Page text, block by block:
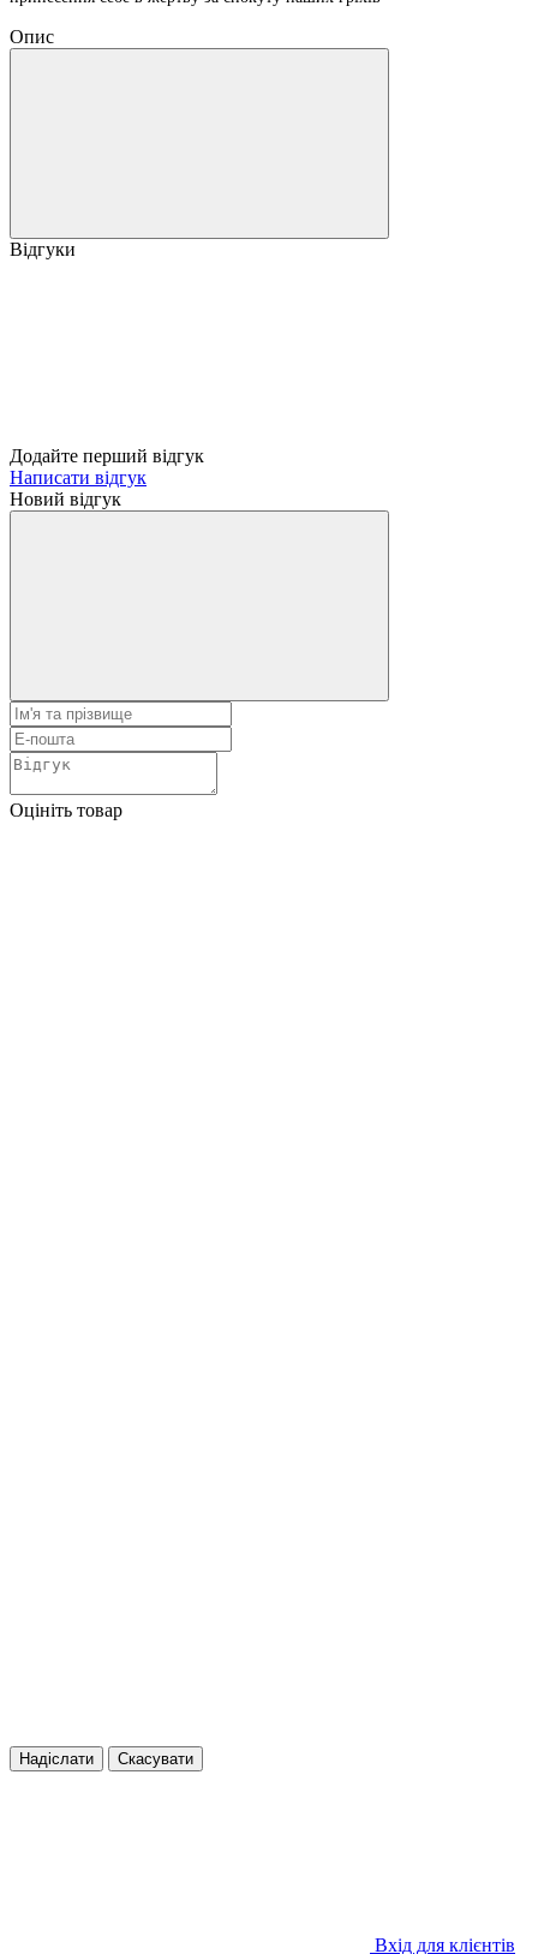
Опис
Відгуки
Додайте перший відгук
Написати відгук
Новий відгук
Оцініть товар
Надіслати Скасувати
Вхід для клієнтів